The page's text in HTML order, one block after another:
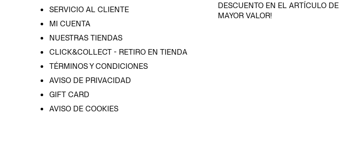
SERVICIO AL CLIENTE
MI CUENTA
NUESTRAS TIENDAS
CLICK&COLLECT - RETIRO EN TIENDA
TÉRMINOS Y CONDICIONES
AVISO DE PRIVACIDAD
GIFT CARD
AVISO DE COOKIES
DESCUENTO EN EL ARTÍCULO DE
MAYOR VALOR!